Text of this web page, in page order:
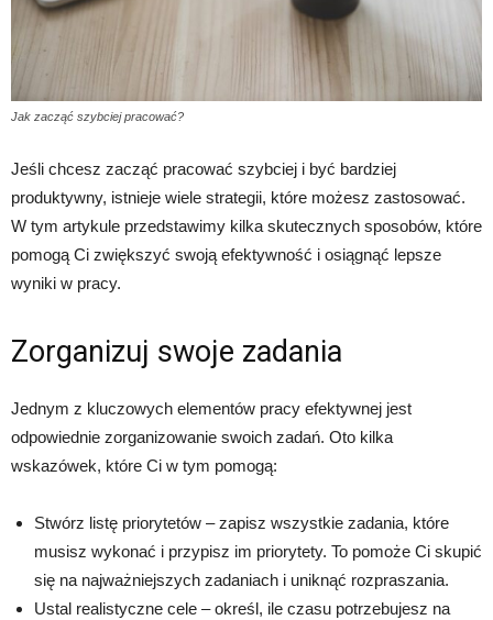
Jak zacząć szybciej pracować?
Jeśli chcesz zacząć pracować szybciej i być bardziej
produktywny, istnieje wiele strategii, które możesz zastosować.
W tym artykule przedstawimy kilka skutecznych sposobów, które
pomogą Ci zwiększyć swoją efektywność i osiągnąć lepsze
wyniki w pracy.
Zorganizuj swoje zadania
Jednym z kluczowych elementów pracy efektywnej jest
odpowiednie zorganizowanie swoich zadań. Oto kilka
wskazówek, które Ci w tym pomogą:
Stwórz listę priorytetów – zapisz wszystkie zadania, które
musisz wykonać i przypisz im priorytety. To pomoże Ci skupić
się na najważniejszych zadaniach i uniknąć rozpraszania.
Ustal realistyczne cele – określ, ile czasu potrzebujesz na